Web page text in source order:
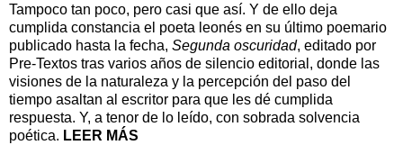
Tampoco tan poco, pero casi que así. Y de ello deja
cumplida constancia el poeta leonés en su último poemario
publicado hasta la fecha, Segunda oscuridad, editado por
Pre-Textos tras varios años de silencio editorial, donde las
visiones de la naturaleza y la percepción del paso del
tiempo asaltan al escritor para que les dé cumplida
respuesta. Y, a tenor de lo leído, con sobrada solvencia
poética. LEER MÁS